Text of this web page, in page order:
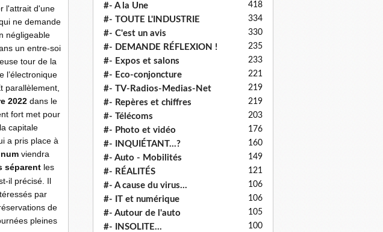
l'attrait d'une
ne demande
négligeable
un entre-soi
tour de la
l’électronique
parallèlement,
2022 dans le
fort met pour
capitale
a pris place à
viendra
séparent les
il précisé. Il
par
de
pleines
#- A la Une 418
#- TOUTE L'INDUSTRIE 334
#- C'est un avis 330
#- DEMANDE RÉFLEXION ! 235
#- Expos et salons 233
#- Eco-conjoncture 221
#- TV-Radios-Medias-Net 219
#- Repères et chiffres 219
#- Télécoms 203
#- Photo et vidéo 176
#- INQUIÉTANT...? 160
#- Auto - Mobilités 149
#- RÉALITÉS 121
#- A cause du virus... 106
#- IT et numérique 106
#- Autour de l'auto 105
#- INSOLITE... 100